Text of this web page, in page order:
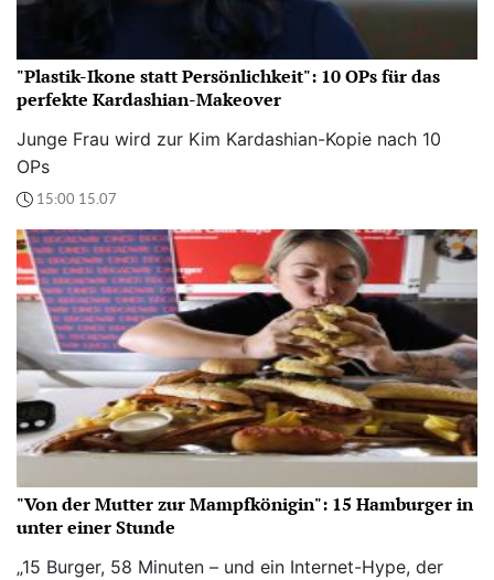
"Plastik-Ikone statt Persönlichkeit": 10 OPs für das
perfekte Kardashian-Makeover
Junge Frau wird zur Kim Kardashian-Kopie nach 10
OPs
15:00 15.07
"Von der Mutter zur Mampfkönigin": 15 Hamburger in
unter einer Stunde
„15 Burger, 58 Minuten – und ein Internet-Hype, der